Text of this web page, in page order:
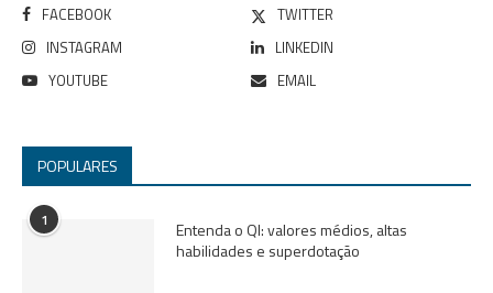
FACEBOOK
TWITTER
INSTAGRAM
LINKEDIN
YOUTUBE
EMAIL
POPULARES
1
Entenda o QI: valores médios, altas
habilidades e superdotação